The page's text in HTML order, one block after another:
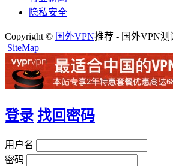
隐私安全
Copyright © 国外VPN推荐 - 国外VPN
SiteMap
登录 找回密码
用户名
密码